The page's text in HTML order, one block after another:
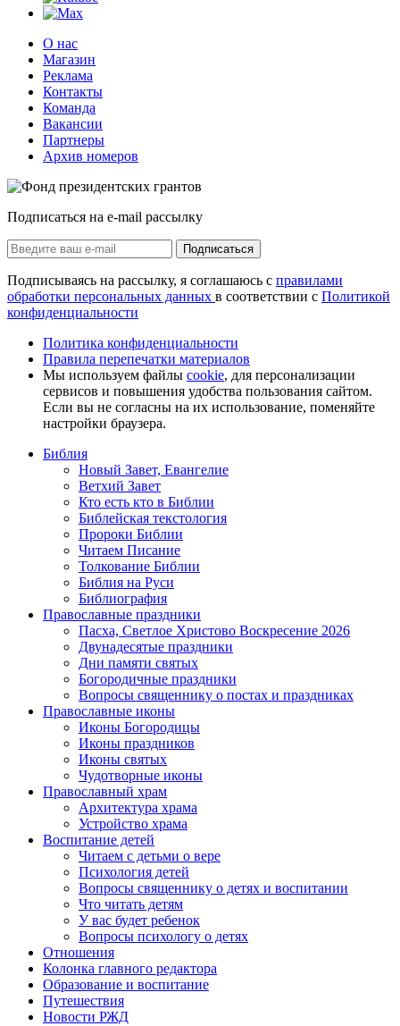
О нас
Магазин
Реклама
Контакты
Команда
Вакансии
Партнеры
Архив номеров
Подписаться на e-mail рассылку
Подписаться
Подписываясь на рассылку, я соглашаюсь с правилами
обработки персональных данных в соответствии с Политикой
конфиденциальности
Политика конфиденциальности
Правила перепечатки материалов
Мы используем файлы cookie, для персонализации
сервисов и повышения удобства пользования сайтом.
Если вы не согласны на их использование, поменяйте
настройки браузера.
Библия
Новый Завет, Евангелие
Ветхий Завет
Кто есть кто в Библии
Библейская текстология
Пророки Библии
Читаем Писание
Толкование Библии
Библия на Руси
Библиография
Православные праздники
Пасха, Светлое Христово Воскресение 2026
Двунадесятые праздники
Дни памяти святых
Богородичные праздники
Вопросы священнику о постах и праздниках
Православные иконы
Иконы Богородицы
Иконы праздников
Иконы святых
Чудотворные иконы
Православный храм
Архитектура храма
Устройство храма
Воспитание детей
Читаем с детьми о вере
Психология детей
Вопросы священнику о детях и воспитании
Что читать детям
У вас будет ребенок
Вопросы психологу о детях
Отношения
Колонка главного редактора
Образование и воспитание
Путешествия
Новости РЖД